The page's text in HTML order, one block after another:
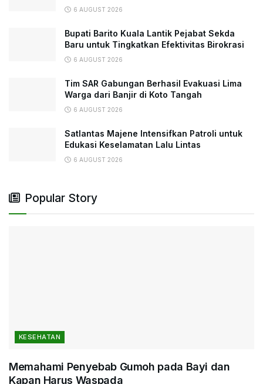
6 AUGUST 2026
Bupati Barito Kuala Lantik Pejabat Sekda
Baru untuk Tingkatkan Efektivitas Birokrasi
6 AUGUST 2026
Tim SAR Gabungan Berhasil Evakuasi Lima
Warga dari Banjir di Koto Tangah
6 AUGUST 2026
Satlantas Majene Intensifkan Patroli untuk
Edukasi Keselamatan Lalu Lintas
6 AUGUST 2026
Popular Story
KESEHATAN
Memahami Penyebab Gumoh pada Bayi dan
Kapan Harus Waspada